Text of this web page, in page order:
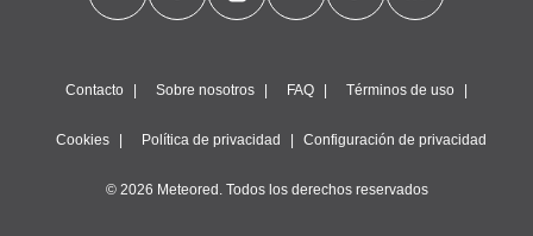
Contacto Sobre nosotros FAQ Términos de uso
Cookies Política de privacidad Configuración de privacidad
© 2026 Meteored. Todos los derechos reservados